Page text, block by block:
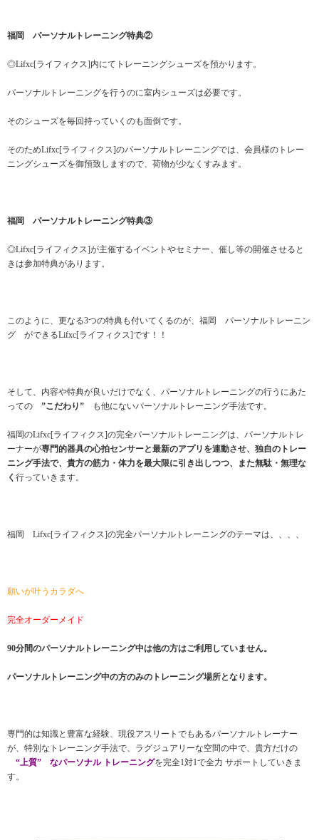
福岡 パーソナルトレーニング特典②
◎Lifxc[ライフィクス]内にてトレーニングシューズを預かります。
パーソナルトレーニングを行うのに室内シューズは必要です。
そのシューズを毎回持っていくのも面倒です。
そのためLifxc[ライフィクス]のパーソナルトレーニングでは、会員様のトレー
ニングシューズを御預致しますので、荷物が少なくすみます。
福岡 パーソナルトレーニング特典③
◎Lifxc[ライフィクス]が主催するイベントやセミナー、催し等の開催させると
きは参加特典があります。
このように、更なる3つの特典も付いてくるのが、福岡 パーソナルトレーニン
グ ができるLifxc[ライフィクス]です！！
そして、内容や特典が良いだけでなく、パーソナルトレーニングの行うにあた
っての ”こだわり” も他にないパーソナルトレーニング手法です。
福岡のLifxc[ライフィクス]の完全パーソナルトレーニングは、パーソナルトレ
ーナーが専門的器具の心拍センサーと最新のアプリを連動させ、独自のトレー
ニング手法で、貴方の筋力・体力を最大限に引き出しつつ、また無駄・無理な
く 行っていきます。
福岡 Lifxc[ライフィクス]の完全パーソナルトレーニングのテーマは、、、、
願いが叶うカラダへ
完全オーダーメイド
90分間のパーソナルトレーニング中は他の方はご利用していません。
パーソナルトレーニング中の方のみのトレーニング場所となります。
専門的は知識と豊富な経験、現役アスリートでもあるパーソナルトレーナー
が、特別なトレーニング手法で、ラグジュアリーな空間の中で、貴方だけの
“上質” なパーソナル トレーニングを完全1対1で全力 サポートしていきま
す。